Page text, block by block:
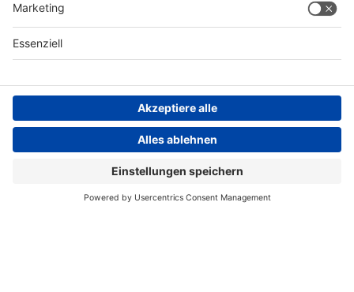
AGB
Datenschutzerklärung
Datenschutzhinweis
Compliance